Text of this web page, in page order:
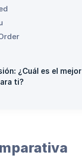
¿Cuál es el mejor
ti?